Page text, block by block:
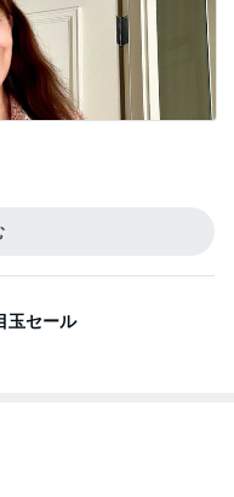
玉セール